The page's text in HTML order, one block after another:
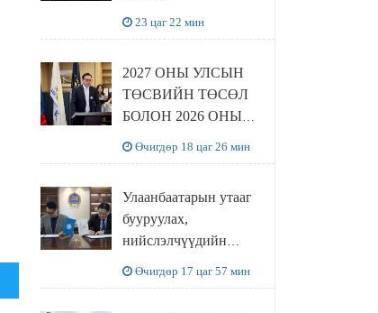
23 цаг 22 мин
2027 ОНЫ УЛСЫН
ТӨСВИЙН ТӨСӨЛ
БОЛОН 2026 ОНЫ
НИЙТИЙН
ХЭЛЭЛЦҮҮЛЭГ
БОЛЛОО
Өчигдөр 18 цаг 26 мин
Улаанбаатарын утааг
бууруулах,
нийслэлчүүдийн
Өчигдөр 17 цаг 57 мин